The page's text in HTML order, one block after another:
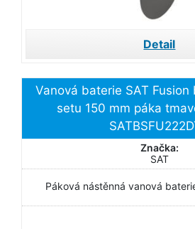
Detail
Vanová baterie SAT
setu 150 mm páka
Značka:
SAT
Páková nástěnná vanová